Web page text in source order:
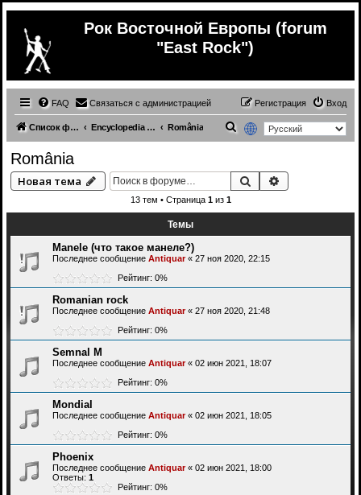
Рок Восточной Европы (forum
"East Rock")
FAQ Связаться с администрацией Вход
Регистрация
Список форумов Encyclopedia | Энциклопедия România
с
România
Новая тема Поиск
13 тем • Страница 1из 1
Темы
Manele (что тaкое мaнeле?)
Последнее сообщение Antiquar« 27 ноя 2020, 22:15
Рейтинг: 0%
Romanian rock
Последнее сообщение Antiquar« 27 ноя 2020, 21:48
Рейтинг: 0%
Semnal M
Последнее сообщение Antiquar« 02 июн 2021, 18:07
Рейтинг: 0%
Mondial
Последнее сообщение Antiquar« 02 июн 2021, 18:05
Рейтинг: 0%
Phoenix
Последнее сообщение Antiquar« 02 июн 2021, 18:00
Ответы: 1
Рейтинг: 0%